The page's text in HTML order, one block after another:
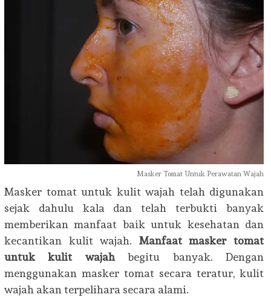
Masker Tomat Untuk Perawatan Wajah
Masker tomat untuk kulit wajah telah digunakan
sejak dahulu kala dan telah terbukti banyak
memberikan manfaat baik untuk kesehatan dan
kecantikan kulit wajah. Manfaat masker tomat
untuk kulit wajahbegitu banyak. Dengan
menggunakan masker tomat secara teratur, kulit
wajah akan terpelihara secara alami.